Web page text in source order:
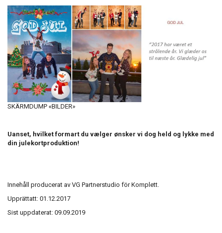
SKÄRMDUMP «BILDER»
Uanset, hvilket formart du vælger ønsker vi dog held og lykke med
din julekortproduktion!
Innehåll producerat av VG Partnerstudio för Komplett.
Upprättatt: 01.12.2017
Sist uppdaterat: 09.09.2019